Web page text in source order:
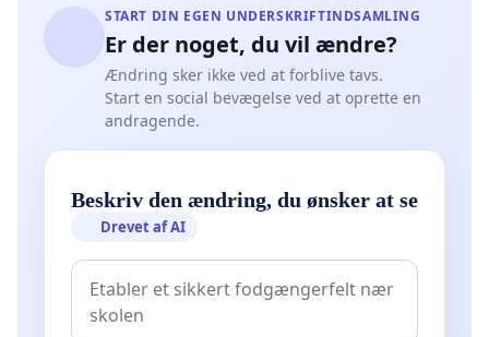
START DIN EGEN UNDERSKRIFTINDSAMLING
Er der noget, du vil ændre?
Ændring sker ikke ved at forblive tavs.
Start en social bevægelse ved at oprette en
andragende.
Beskriv den ændring, du ønsker at se
Drevet af AI